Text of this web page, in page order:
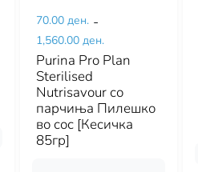
70.00 ден. -
1,560.00 ден.
Purina Pro Plan
Sterilised
Nutrisavour со
парчиња Пилешко
во сос [Кесичка
85гр]